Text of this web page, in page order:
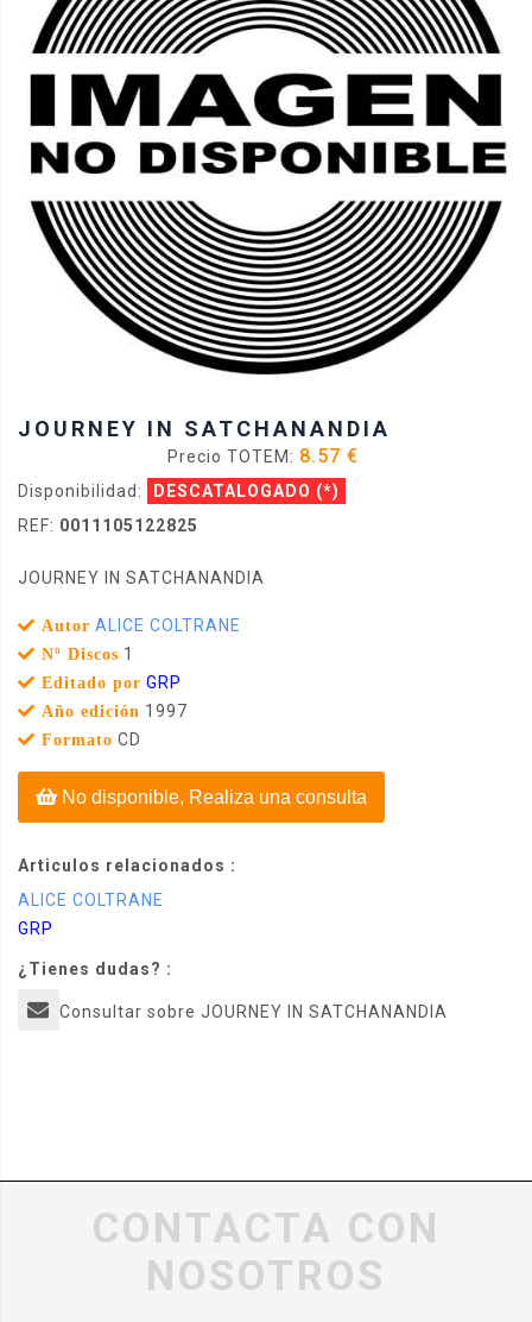
JOURNEY IN SATCHANANDIA
Precio TOTEM: 8.57 €
Disponibilidad: DESCATALOGADO (*)
REF: 0011105122825
JOURNEY IN SATCHANANDIA
Autor ALICE COLTRANE
Nº Discos 1
Editado por GRP
Año edición 1997
Formato CD
No disponible, Realiza una consulta
Articulos relacionados :
ALICE COLTRANE
GRP
¿Tienes dudas? :
Consultar sobre JOURNEY IN SATCHANANDIA
CONTACTA CON
NOSOTROS